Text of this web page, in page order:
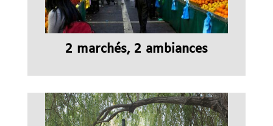
2 marchés, 2 ambiances